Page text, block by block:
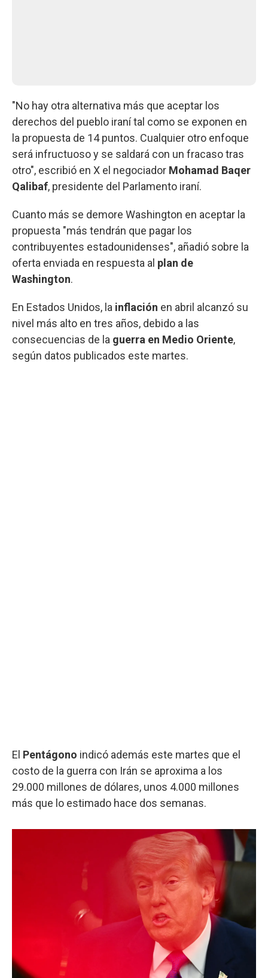
"No hay otra alternativa más que aceptar los
derechos del pueblo iraní tal como se exponen en
la propuesta de 14 puntos. Cualquier otro enfoque
será infructuoso y se saldará con un fracaso tras
otro", escribió en X el negociador Mohamad Baqer
Qalibaf, presidente del Parlamento iraní.
Cuanto más se demore Washington en aceptar la
propuesta "más tendrán que pagar los
contribuyentes estadounidenses", añadió sobre la
oferta enviada en respuesta al plan de
Washington.
En Estados Unidos, la inflación en abril alcanzó su
nivel más alto en tres años, debido a las
consecuencias de la guerra en Medio Oriente,
según datos publicados este martes.
El Pentágono indicó además este martes que el
costo de la guerra con Irán se aproxima a los
29.000 millones de dólares, unos 4.000 millones
más que lo estimado hace dos semanas.